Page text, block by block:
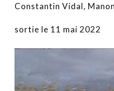
Constantin Vidal,
sortie le 11 mai 2022